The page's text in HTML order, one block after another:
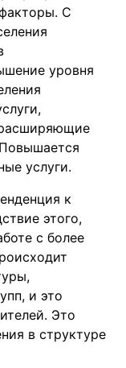
С
уровня
услуги.
к
этого,
с более
и это
Это
в структуре